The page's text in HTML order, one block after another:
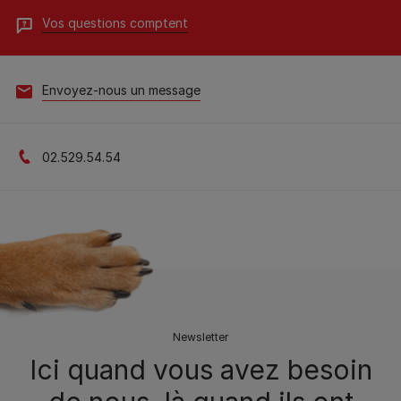
Vos questions comptent
Envoyez-nous un message
02.529.54.54
Newsletter
Ici quand vous avez besoin